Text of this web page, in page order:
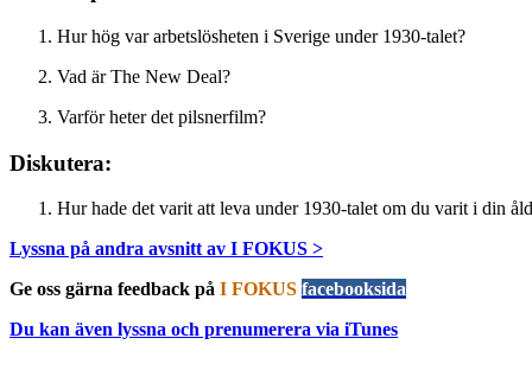
Hur hög var arbetslösheten i Sverige under 1930-talet?
Vad är The New Deal?
Varför heter det pilsnerfilm?
Diskutera:
Hur hade det varit att leva under 1930-talet om du varit i din
Lyssna på andra avsnitt av I FOKUS >
Ge oss gärna feedback på I FOKUS facebooksida
Du kan även lyssna och prenumerera via iTunes